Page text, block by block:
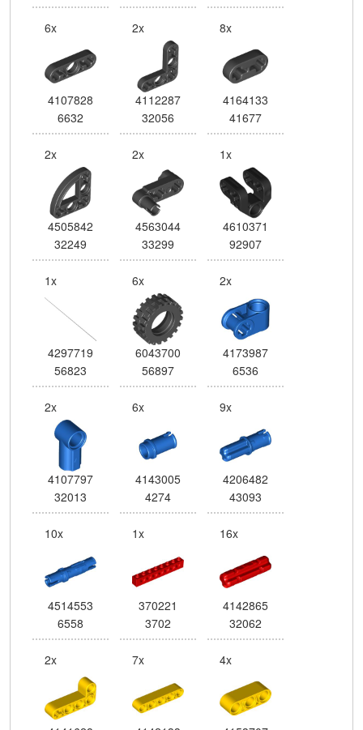
6x
4107828
6632
2x
4112287
32056
8x
4164133
41677
2x
4505842
32249
2x
4563044
33299
1x
4610371
92907
1x
4297719
56823
6x
6043700
56897
2x
4173987
6536
2x
4107797
32013
6x
4143005
4274
9x
4206482
43093
10x
4514553
6558
1x
370221
3702
16x
4142865
32062
2x 7x 4x